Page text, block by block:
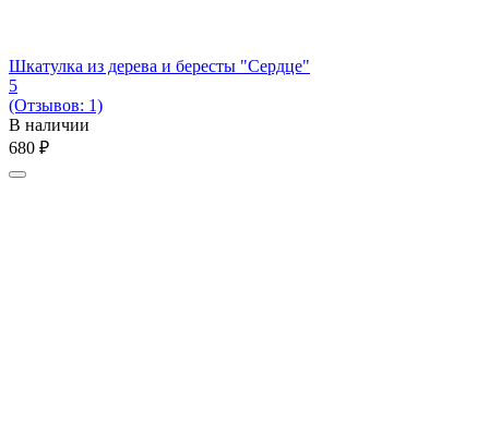
Шкатулка из дерева и бересты "Сердце"
5
(Отзывов: 1)
В наличии
‍680‍ ₽